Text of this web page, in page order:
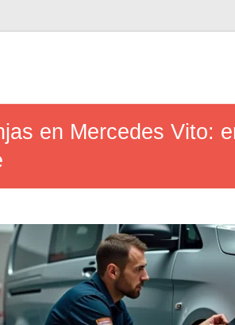
en Mercedes Vito: